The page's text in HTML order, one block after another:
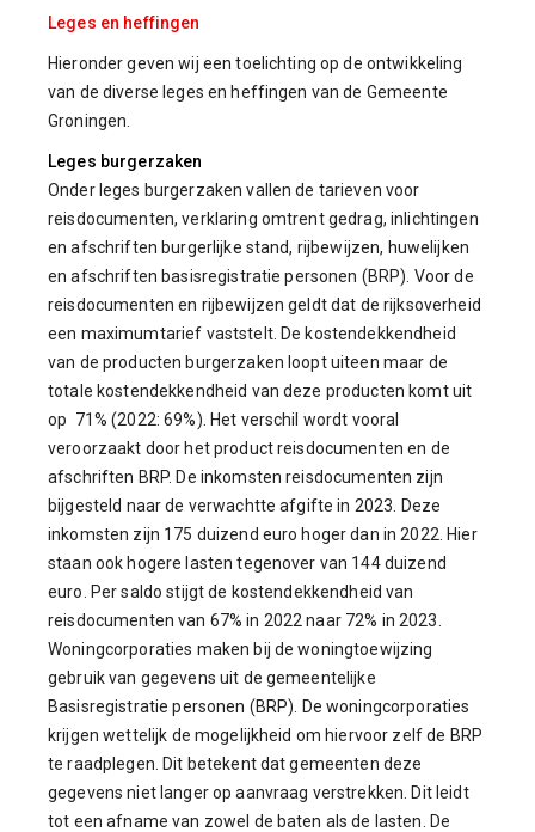
Leges en heffingen
Hieronder geven wij een toelichting op de ontwikkeling
van de diverse leges en heffingen van de Gemeente
Groningen.
Leges burgerzaken
Onder leges burgerzaken vallen de tarieven voor
reisdocumenten, verklaring omtrent gedrag, inlichtingen
en afschriften burgerlijke stand, rijbewijzen, huwelijken
en afschriften basisregistratie personen (BRP). Voor de
reisdocumenten en rijbewijzen geldt dat de rijksoverheid
een maximumtarief vaststelt. De kostendekkendheid
van de producten burgerzaken loopt uiteen maar de
totale kostendekkendheid van deze producten komt uit
op 71% (2022: 69%). Het verschil wordt vooral
veroorzaakt door het product reisdocumenten en de
afschriften BRP. De inkomsten reisdocumenten zijn
bijgesteld naar de verwachtte afgifte in 2023. Deze
inkomsten zijn 175 duizend euro hoger dan in 2022. Hier
staan ook hogere lasten tegenover van 144 duizend
euro. Per saldo stijgt de kostendekkendheid van
reisdocumenten van 67% in 2022 naar 72% in 2023.
Woningcorporaties maken bij de woningtoewijzing
gebruik van gegevens uit de gemeentelijke
Basisregistratie personen (BRP). De woningcorporaties
krijgen wettelijk de mogelijkheid om hiervoor zelf de BRP
te raadplegen. Dit betekent dat gemeenten deze
gegevens niet langer op aanvraag verstrekken. Dit leidt
tot een afname van zowel de baten als de lasten. De